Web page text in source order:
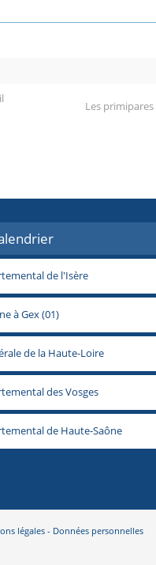
Les
de l'Isère
à Gex (01)
de la Haute-Loire
des Vosges
de Haute-Saône
légales- Données personnelles